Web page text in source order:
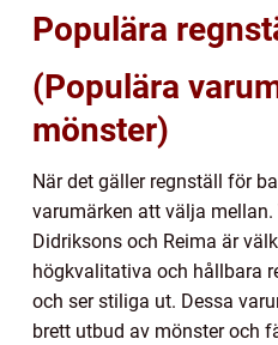
Populära
(Populära
mönster)
När det gäller regnställ för
varumärken att välja
Didriksons och Reima är
högkvalitativa och hållbara
och ser stiliga ut. Dessa
brett utbud av mönster och